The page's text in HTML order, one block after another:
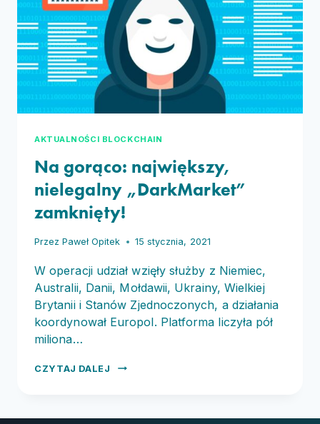
AKTUALNOŚCI BLOCKCHAIN
Na gorąco: największy,
nielegalny „DarkMarket”
zamknięty!
Przez Paweł Opitek 15 stycznia, 2021
W operacji udział wzięły służby z Niemiec,
Australii, Danii, Mołdawii, Ukrainy, Wielkiej
Brytanii i Stanów Zjednoczonych, a działania
koordynował Europol. Platforma liczyła pół
miliona…
CZYTAJ DALEJ
NA GORĄCO:
„DARKMARKET”